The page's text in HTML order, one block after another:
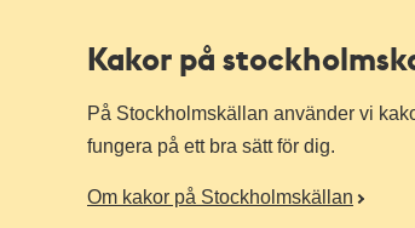
Kakor på
På Stockholmskällan använder vi
fungera på ett bra sätt för dig.
Om kakor på Stockholmskällan